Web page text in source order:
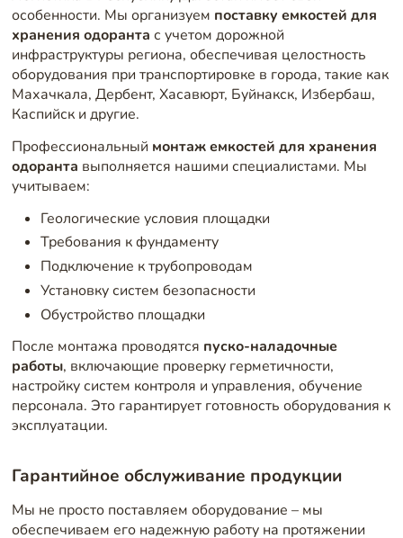
особенности. Мы организуем поставку емкостей для
хранения одоранта с учетом дорожной
инфраструктуры региона, обеспечивая целостность
оборудования при транспортировке в города, такие как
Махачкала, Дербент, Хасавюрт, Буйнакск, Избербаш,
Каспийск и другие.
Профессиональный монтаж емкостей для хранения
одоранта выполняется нашими специалистами. Мы
учитываем:
Геологические условия площадки
Требования к фундаменту
Подключение к трубопроводам
Установку систем безопасности
Обустройство площадки
После монтажа проводятся пуско-наладочные
работы, включающие проверку герметичности,
настройку систем контроля и управления, обучение
персонала. Это гарантирует готовность оборудования к
эксплуатации.
Гарантийное обслуживание продукции
Мы не просто поставляем оборудование – мы
обеспечиваем его надежную работу на протяжении